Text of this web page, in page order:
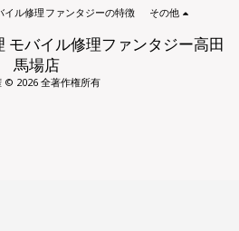
モバイル修理ファンタジー高田
馬場店
© 2026 全著作権所有
イル修理ファンタジーの特徴 その他